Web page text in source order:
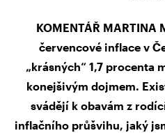
KOMENTÁŘ
červencové inflace v
„krásných“ 1,7 procenta
konejšivým dojmem.
svádějí k obavám z
inflačního průšvihu, jaký